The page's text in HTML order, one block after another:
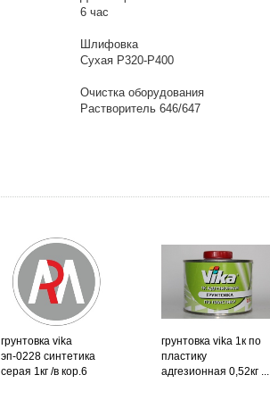
6 час
Шлифовка
Сухая Р320-Р400
Очистка оборудования
Растворитель 646/647
грунтовка vika
эп-0228 синтетика
серая 1кг /в кор.6
грунтовка vika 1к по
пластику
адгезионная 0,52кг ...